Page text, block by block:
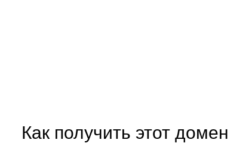
Как получить этот домен